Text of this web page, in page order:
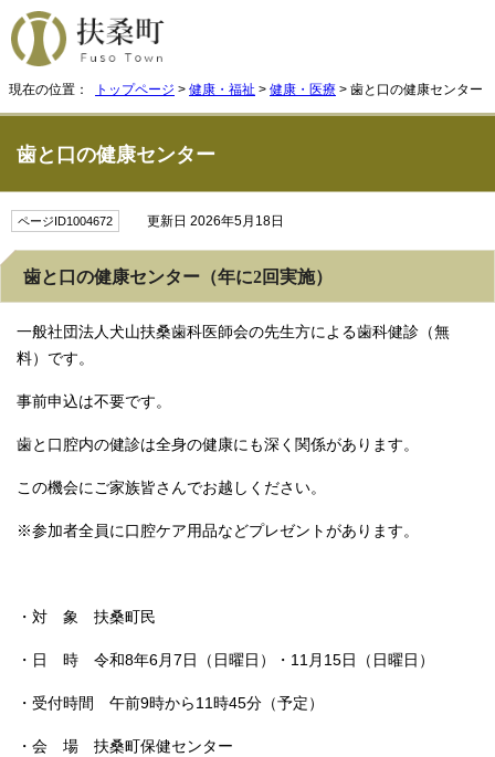
現在の位置： トップページ > 健康・福祉 > 健康・医療 > 歯と口の健康センター
歯と口の健康センター
ページID1004672 更新日 2026年5月18日
歯と口の健康センター（年に2回実施）
一般社団法人犬山扶桑歯科医師会の先生方による歯科健診（無
料）です。
事前申込は不要です。
歯と口腔内の健診は全身の健康にも深く関係があります。
この機会にご家族皆さんでお越しください。
※参加者全員に口腔ケア用品などプレゼントがあります。
・対 象 扶桑町民
・日 時 令和8年6月7日（日曜日）・11月15日（日曜日）
・受付時間 午前9時から11時45分（予定）
・会 場 扶桑町保健センター